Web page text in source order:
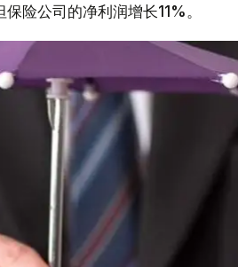
险公司的净利润增长11%。